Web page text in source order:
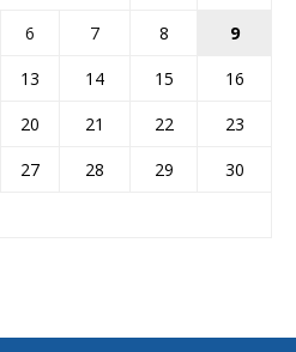
6 7 8
9
13 14 15
16
20 21 22
23
27 28 29
30